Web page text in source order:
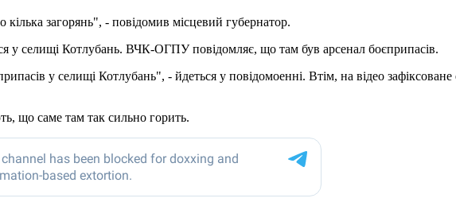
кілька загорянь", - повідомив місцевий губернатор.
у селищі Котлубань. ВЧК-ОГПУ повідомляє, що там був арсенал боєприпасів.
у селищі Котлубань", - йдеться у повідомоенні. Втім, на відео
що саме там так сильно горить.